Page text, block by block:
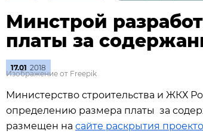
Минстрой
платы за
17.01 2018
Изображение от Freepik
Министерство строительства и ЖКХ
определению размера платы за
размещен на сайте раскрытия